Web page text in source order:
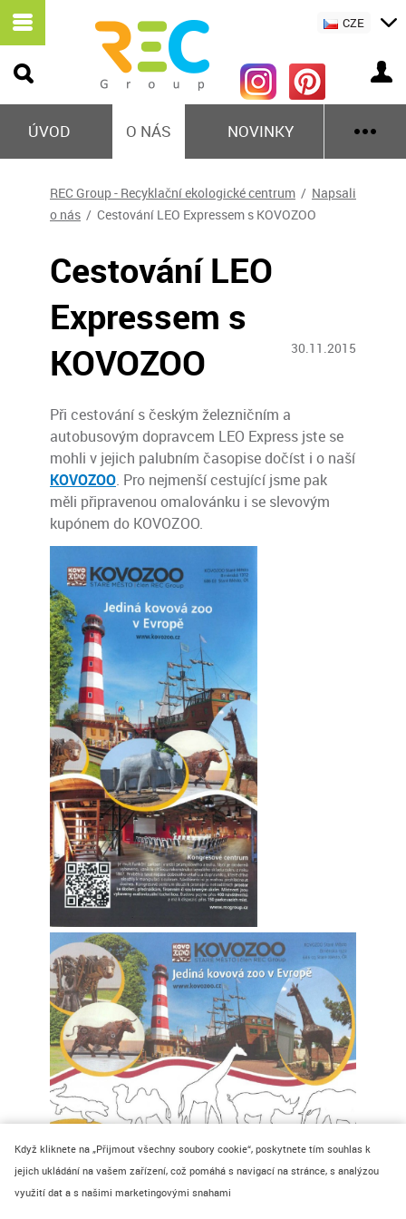
ÚVOD O NÁS NOVINKY
CZE
REC Group - Recyklační ekologické centrum / Napsali
o nás / Cestování LEO Expressem s KOVOZOO
Cestování LEO
Expressem s
KOVOZOO
30.11.2015
Při cestování sčeským železničním a
autobusovým dopravcem LEO Express jste se
mohli v jejich palubním časopise dočíst i o naší
KOVOZOO. Pro nejmenší cestující jsme pak
měli připravenou omalovánku i se slevovým
kupónem do KOVOZOO.
Když kliknete na „Přijmout všechny soubory cookie“, poskytnete tím souhlas k
jejich ukládání na vašem zařízení, což pomáhá s navigací na stránce, s analýzou
využití dat a s našimi marketingovými snahami